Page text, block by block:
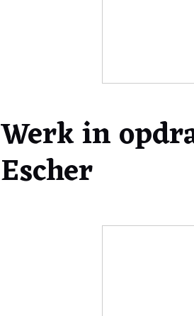
Werk in
Escher